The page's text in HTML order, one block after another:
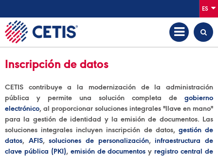
ES
Inscripción de datos
CETIS contribuye a la modernización de la administración
pública y permite una solución completa de gobierno
electrónico, al proporcionar soluciones integrales "llave en mano"
para la gestión de identidad y la emisión de documentos. Las
soluciones integrales incluyen inscripción de datos, gestión de
datos, AFIS,soluciones de personalización,infraestructura de
clave pública (PKI), emisión de documentos yregistro central de